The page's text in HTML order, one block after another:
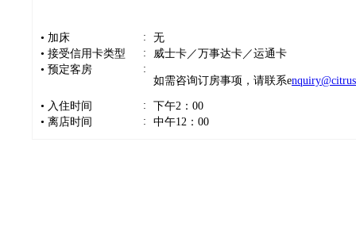
• 加床 :
无
• 接受信用卡类型
:
威士卡／万事达卡／运通卡
• 预定客房
:
如需咨询订房事项，请联系e
• 入住时间 :
下午2：00
• 离店时间
: 中午12：00